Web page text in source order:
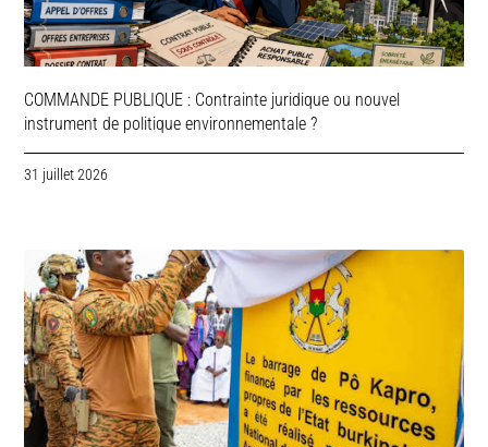
COMMANDE PUBLIQUE : Contrainte juridique ou nouvel
instrument de politique environnementale ?
31 juillet 2026